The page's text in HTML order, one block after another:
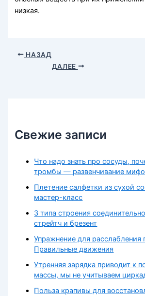
низкая.
НАЗАД
ДАЛЕЕ
Свежие записи
Что надо знать про сосуды,
тромбы — развенчивание
Плетение салфетки из сухой
мастер-класс
3 типа строения
стрейтч и брезент
Упражнение для расслабления
Правильные движения
Утренняя зарядка приводит к
массы, мы не учитываем
Польза крапивы для